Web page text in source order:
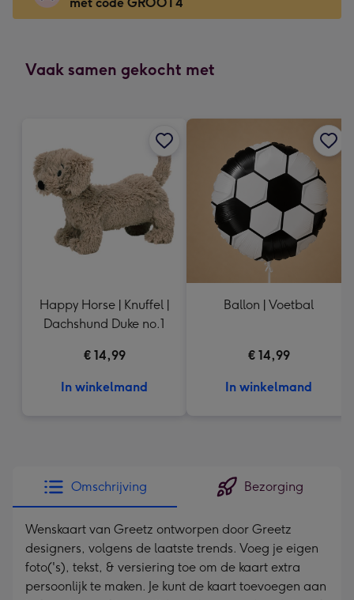
x
-
mm
Vaak samen gekocht met
Happy Horse | Knuffel |
Dachshund Duke no.1
€ 14,99
In winkelmand
Ballon | Voetbal
€ 14,99
In winkelmand
Omschrijving Bezorging
Wenskaart van Greetz ontworpen door Greetz
designers, volgens de laatste trends. Voeg je eigen
foto('s), tekst, & versiering toe om de kaart extra
persoonlijk te maken. Je kunt de kaart toevoegen aan